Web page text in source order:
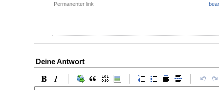
Permanenter link
Deine Antwort